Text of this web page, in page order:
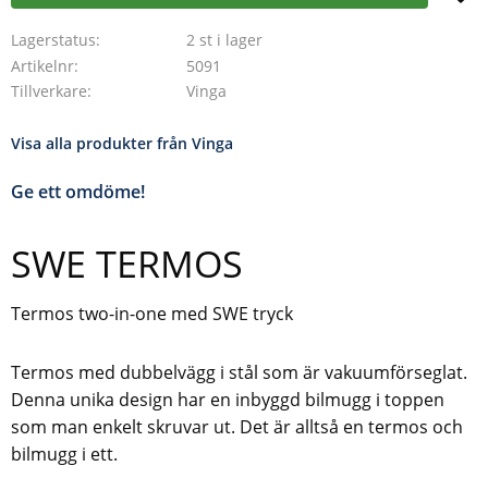
Lagerstatus
2 st i lager
Artikelnr
5091
Tillverkare
Vinga
Visa alla produkter från Vinga
Ge ett omdöme!
SWE TERMOS
Termos two-in-one med SWE tryck
Termos med dubbelvägg i stål som är vakuumförseglat.
Denna unika design har en inbyggd bilmugg i toppen
som man enkelt skruvar ut. Det är alltså en termos och
bilmugg i ett.